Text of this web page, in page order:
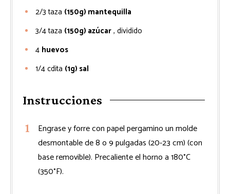
2/3 taza (150g) mantequilla
3/4taza (150g) azúcar, dividido
4 huevos
1/4cdita (1g) sal
Instrucciones
Engrase y forre con papel pergamino un molde
desmontable de 8 o 9 pulgadas (20-23 cm) (con
base removible). Precaliente el horno a 180°C
(350°F).